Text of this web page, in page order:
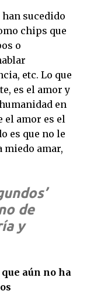
sucedido
chips que
o
etc. Lo que
es el amor y
en
el amor es el
es que no le
miedo amar,
de
y
aún no ha